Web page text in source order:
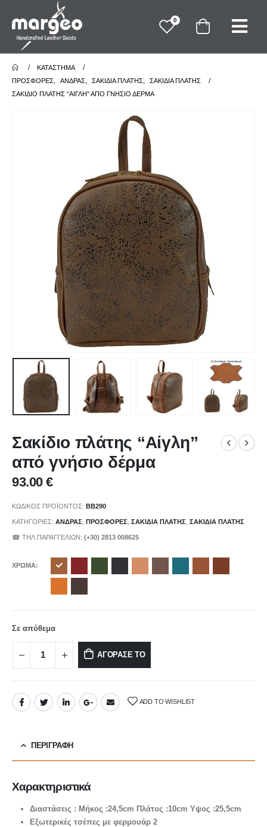
0
ΚΑΤΆΣΤΗΜΑ
ΠΡΟΣΦΟΡΕΣ
ΑΝΔΡΑΣ ΣΑΚΙΔΙΑ ΠΛΑΤΗΣ
ΣΑΚΙΔΙΑ ΠΛΑΤΗΣ
ΣΑΚΊΔΙΟ ΠΛΆΤΗΣ “ΑΊΓΛΗ” ΑΠΌ ΓΝΉΣΙΟ ΔΈΡΜΑ
Σακίδιο πλάτης “Αίγλη”
από γνήσιο δέρμα
93.00€
ΚΩΔΙΚΌΣ ΠΡΟΪΌΝΤΟΣ: BB290
ΚΑΤΗΓΟΡΊΕΣ: ΑΝΔΡΑΣ ΠΡΟΣΦΟΡΕΣ ΣΑΚΙΔΙΑ ΠΛΑΤΗΣ ΣΑΚΙΔΙΑ ΠΛΑΤΗΣ
☎ ΤΗΛ.ΠΑΡΑΓΓΕΛΙΩΝ: (+30) 2813 008625
ΧΡΩΜΑ
Σε απόθεμα
ΑΓΟΡΑΣΕ ΤΟ
ADD TO WISHLIST
ΠΕΡΙΓΡΑΦΉ
Χαρακτηριστικά
Διαστάσεις : Μήκος :24,5cm Πλάτος :10cm Υψος :25,5cm
Εξωτερικές τσέπες με φερμουάρ 2